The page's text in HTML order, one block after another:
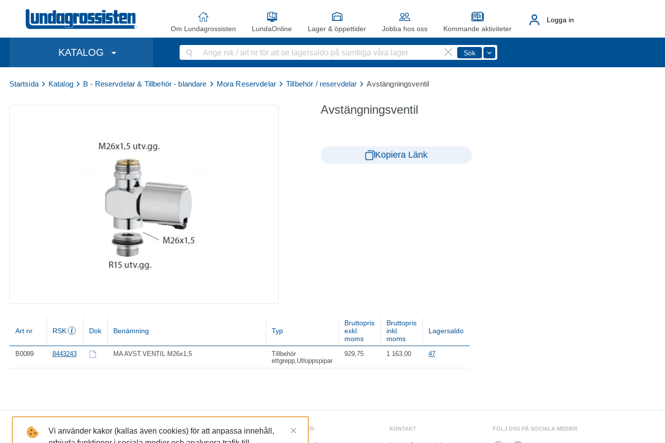
Om Lundagrossisten LundaOnline Lager & öppettider Jobba hos oss Kommande aktiviteter
Logga in
KATALOG
Startsida Katalog B - Reservdelar & Tillbehör - blandare Mora Reservdelar Tillbehör / reservdelar Avstängningsventil
Avstängningsventil
Kopiera Länk
Art nr RSK Dok Benämning Typ
Bruttopris
exkl.
moms
Bruttopris
inkl.
moms
Lagersaldo
B0089 8443243 MA AVST.VENTIL M26x1,5
Tillbehör
ettgrepp,Utloppspipar
929,75 1 163,00 47
LÄNKAR FÖRETAGET TJÄNSTER KONTAKT FÖLJ OSS PÅ SOCIALA MEDIER
Vi använder kakor (kallas även cookies) för att anpassa innehåll,